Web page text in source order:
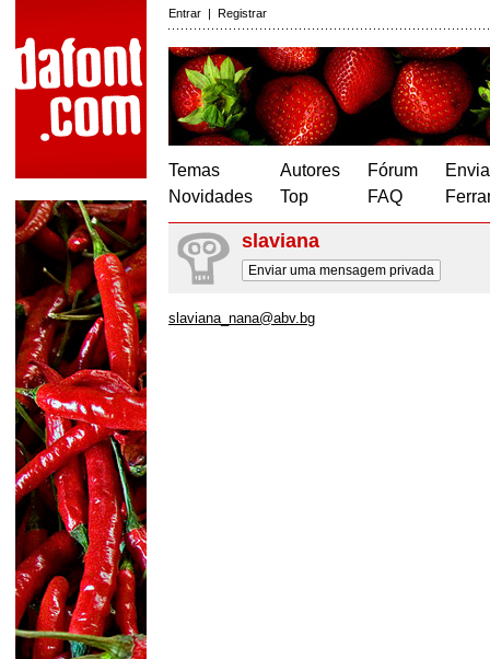
Entrar | Registrar
Temas
Novidades
Autores
Top
Fórum
FAQ
slaviana
Enviar uma mensagem privada
slaviana_nana@abv.bg